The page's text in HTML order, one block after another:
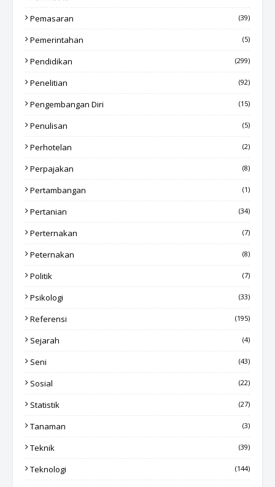
Pemasaran (39)
Pemerintahan (5)
Pendidikan (299)
Penelitian (92)
Pengembangan Diri (15)
Penulisan (5)
Perhotelan (2)
Perpajakan (8)
Pertambangan (1)
Pertanian (34)
Perternakan (7)
Peternakan (8)
Politik (7)
Psikologi (33)
Referensi (195)
Sejarah (4)
Seni (43)
Sosial (22)
Statistik (27)
Tanaman (3)
Teknik (39)
Teknologi (144)